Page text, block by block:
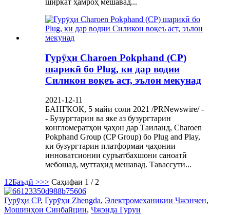
Гурӯҳи Charoen Pokphand (CP)
шарикӣ бо Plug, ки дар водии
Силикон воқеъ аст, эълон мекунад
2021-12-11
БАНГКОК, 5 майи соли 2021 /PRNewswire/ -
- Бузургтарин ва яке аз бузургтарин
конгломератҳои ҷаҳон дар Таиланд, Charoen
Pokphand Group (CP Group) бо Plug and Play,
ки бузургтарин платформаи ҷаҳонии
инноватсионии суръатбахшони саноатӣ
мебошад, муттаҳид мешавад. Тавассути...
1 2Баъдӣ >>> Саҳифаи 1 / 2
Гурӯҳи CP, Гурӯҳи Zhengda, Электромеханикии Чжэнчен,
Мошинҳои Синбайцин, Чжэнда Гуруи